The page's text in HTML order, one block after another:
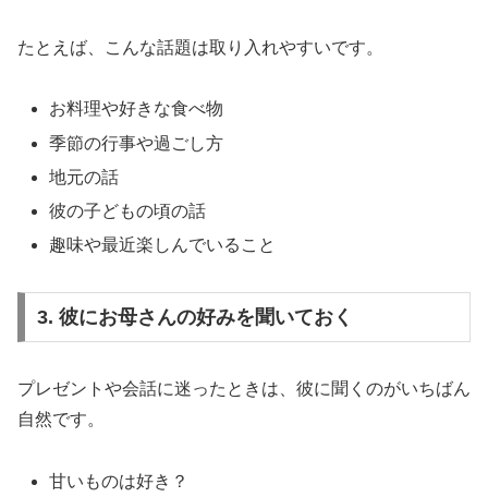
たとえば、こんな話題は取り入れやすいです。
お料理や好きな食べ物
季節の行事や過ごし方
地元の話
彼の子どもの頃の話
趣味や最近楽しんでいること
3. 彼にお母さんの好みを聞いておく
プレゼントや会話に迷ったときは、彼に聞くのがいちばん
自然です。
甘いものは好き？